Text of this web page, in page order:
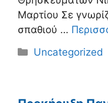
Μαρτίου Σε
σπαθιού …
Κατηγορίες
Uncategorized